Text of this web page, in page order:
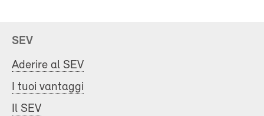
SEV
Aderire al SEV
I tuoi vantaggi
Il SEV